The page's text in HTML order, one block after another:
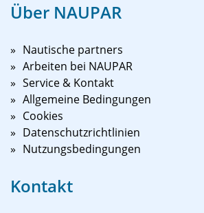
Über NAUPAR
Nautische partners
Arbeiten bei NAUPAR
Service & Kontakt
Allgemeine Bedingungen
Cookies
Datenschutzrichtlinien
Nutzungsbedingungen
Kontakt